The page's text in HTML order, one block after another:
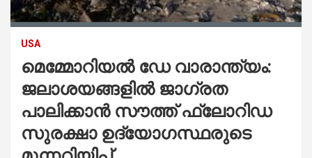
USA
മെമ്മോറിയൽ ഡേ വാരാന്ത്യം:
ജലാശയങ്ങളിൽ ജാഗ്രത
പാലിക്കാൻ സൗത്ത് ഫ്ലോറിഡ
സുരക്ഷാ ഉദ്യോഗസ്ഥരുടെ